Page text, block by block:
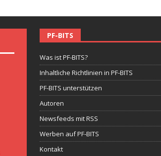
PF-BITS
Was ist PF-BITS?
Inhaltliche Richtlinien in PF-BITS
PF-BITS unterstützen
Autoren
Newsfeeds mit RSS
Werben auf PF-BITS
Kontakt